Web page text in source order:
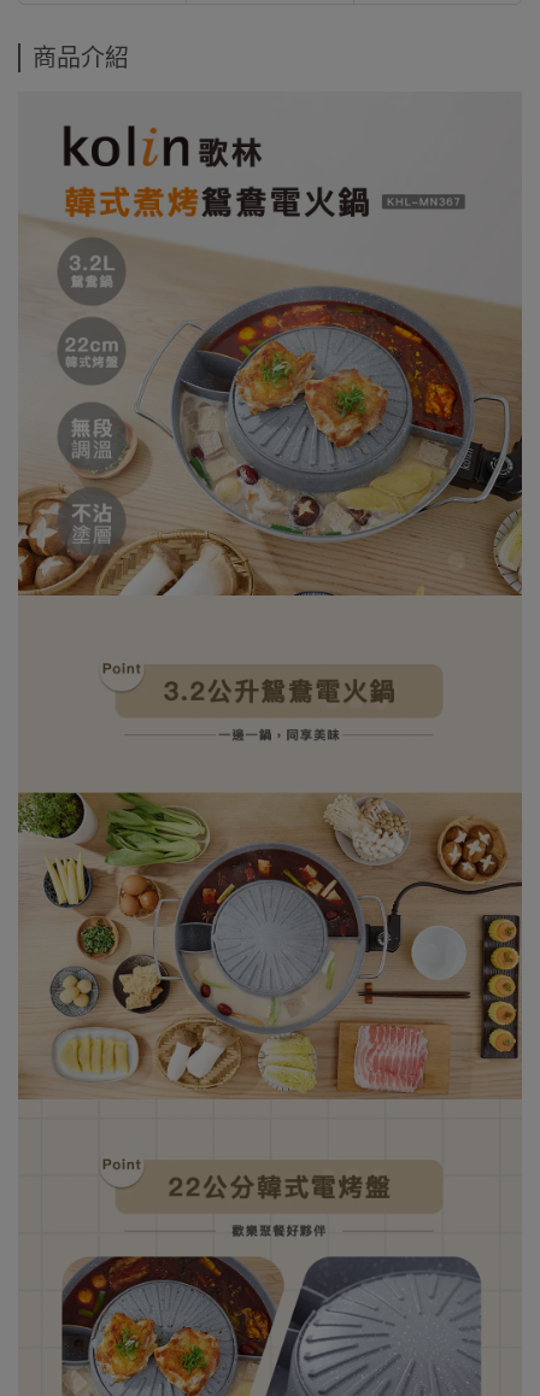
商品介紹